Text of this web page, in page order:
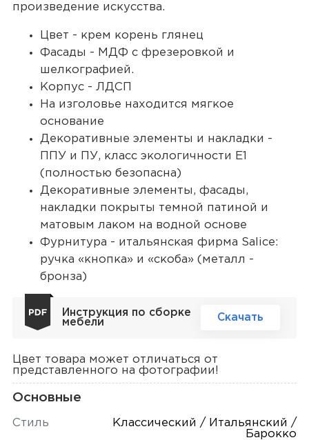
произведение искусства.
Цвет - крем корень глянец
Фасады - МДФ с фрезеровкой и
шелкографией.
Корпус - ЛДСП
На изголовье находится мягкое
основание
Декоративные элементы и накладки -
ППУ и ПУ, класс экологичности Е1
(полностью безопасна)
Декоративные элементы, фасады,
накладки покрыты темной патиной и
матовым лаком на водной основе
Фурнитура - итальянская фирма Salice:
ручка «кнопка» и «скоба» (металл -
бронза)
Инструкция по сборке
мебели
Скачать
Цвет товара может отличаться от
представленного на фотографии!
Основные
Стиль
Классический / Итальянский /
Барокко